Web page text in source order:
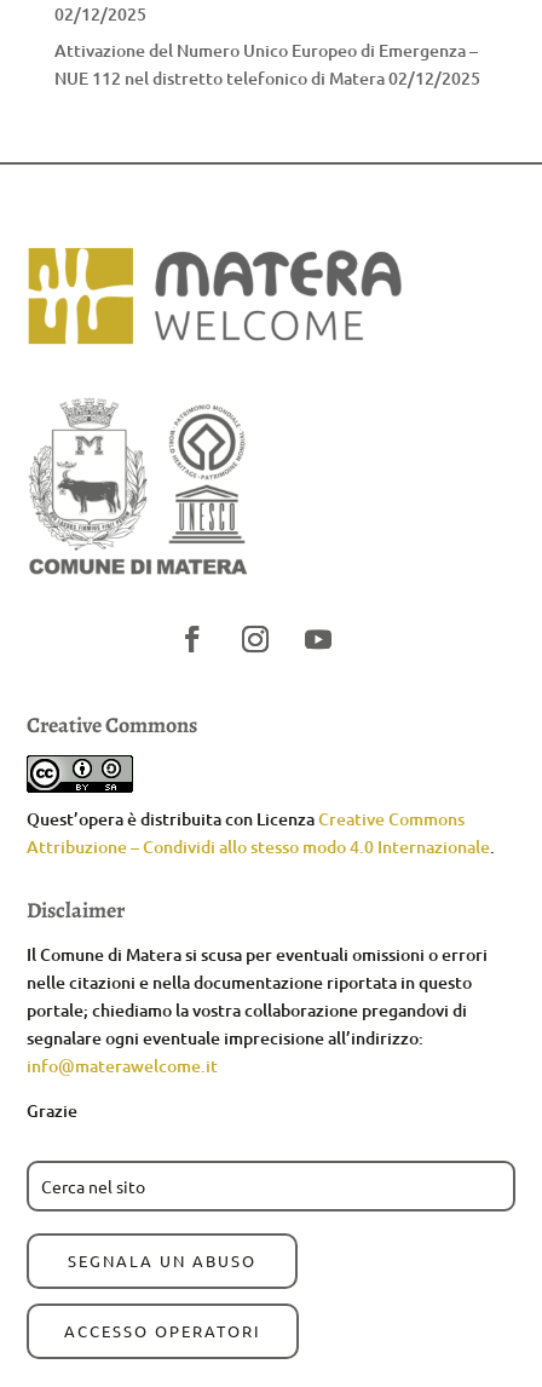
02/12/2025
Attivazione del Numero Unico Europeo di Emergenza –
NUE 112 nel distretto telefonico di Matera02/12/2025
Creative Commons
Quest’opera è distribuita con LicenzaCreative Commons
Attribuzione – Condividi allo stesso modo 4.0 Internazionale.
Disclaimer
Il Comune di Matera si scusa per eventuali omissioni o errori
nelle citazioni e nella documentazione riportata in questo
portale; chiediamo la vostra collaborazione pregandovi di
segnalare ogni eventuale imprecisione all’indirizzo:
info@materawelcome.it
Grazie
SEGNALA UN ABUSO
ACCESSO OPERATORI